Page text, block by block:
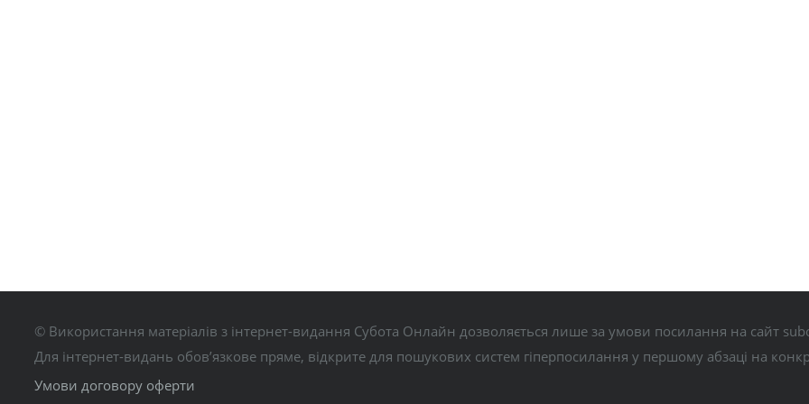
© Використання матеріалів з інтернет-видання Субота Онлайн дозволяється лише за умови посилання на сайт
Для інтернет-видань обов’язкове пряме, відкрите для пошукових систем гіперпосилання у першому абзаці на
Умови договору оферти